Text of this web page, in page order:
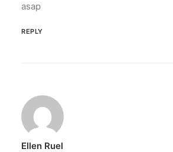
asap
REPLY
Ellen Ruel